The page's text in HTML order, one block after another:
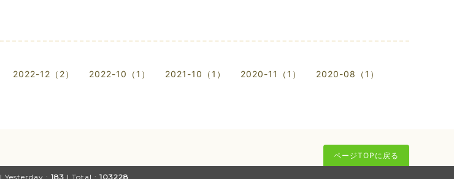
2022-12（2） 2022-10（1） 2021-10（1） 2020-11（1） 2020-08（1）
ページTOPに戻る
| Yesterday : 183 | Total : 103228